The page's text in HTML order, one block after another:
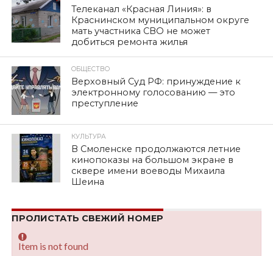
Телеканал «Красная Линия»: в
Краснинском муниципальном округе
мать участника СВО не может
добиться ремонта жилья
ОБЩЕСТВО
Верховный Суд РФ: принуждение к
электронному голосованию — это
преступление
КУЛЬТУРА
В Смоленске продолжаются летние
кинопоказы на большом экране в
сквере имени воеводы Михаила
Шеина
ПРОЛИСТАТЬ СВЕЖИЙ НОМЕР
Item is not found